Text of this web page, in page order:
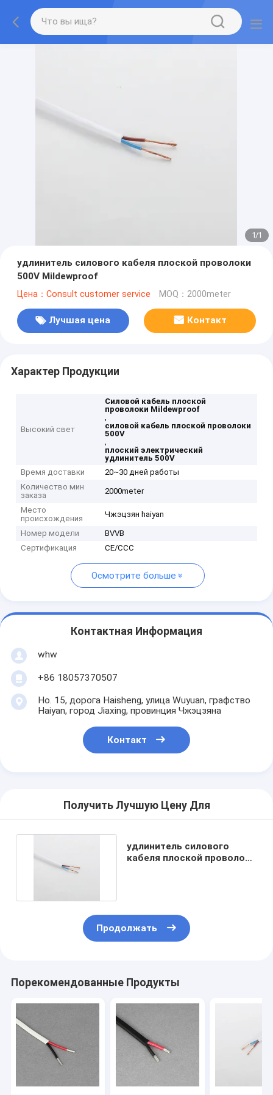
1/1
удлинитель силового кабеля плоской проволоки
500V Mildewproof
Цена：Consult customer service MOQ：2000meter
Лучшая цена Контакт
Характер Продукции
Высокий свет
Силовой кабель плоской
проволоки Mildewproof
,
силовой кабель плоской проволоки
500V
,
плоский электрический
удлинитель 500V
Время доставки
20~30 дней работы
Количество мин
заказа
2000meter
Место
происхождения
Чжэцзян haiyan
Номер модели
BVVB
Сертификация
CE/CCC
Осмотрите больше
Контактная Информация
whw
+86 18057370507
Но. 15, дорога Haisheng, улица Wuyuan, графство
Haiyan, город Jiaxing, провинция Чжэцзяна
Контакт
Получить Лучшую Цену Для
удлинитель силового
кабеля плоской проволоки
Продолжать
Порекомендованные Продукты